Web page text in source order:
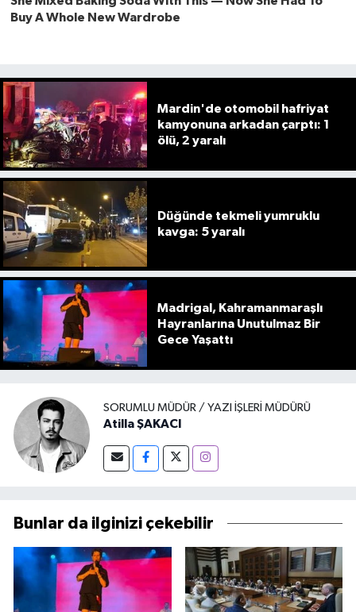
Mardin'de otomobil hafriyat
kamyonuna arkadan çarptı: 1
ölü, 2 yaralı
Düğünde tekmeli yumruklu
kavga: 5 yaralı
Madrigal, Kahramanmaraşlı
Hayranlarına Unutulmaz Bir
Gece Yaşattı
SORUMLU MÜDÜR / YAZI İŞLERI MÜDÜRÜ
Atilla ŞAKACI
Bunlar da ilginizi çekebilir